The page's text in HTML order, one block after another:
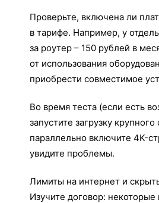
Проверьте, включена ли
в тарифе. Например, у
за роутер – 150 рублей в
от использования
приобрести совместимое
Во время теста (если есть
запустите загрузку
параллельно включите 4K-
увидите проблемы.
Лимиты на интернет и
Изучите договор: некоторые